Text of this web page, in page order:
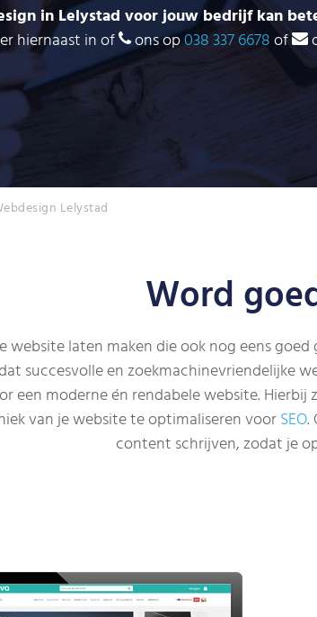
in Lelystad voor jouw bedrijf kan
hiernaast in of
ons op038 337 6678of
Lelystad
Word
website laten maken die ook nog eens
succesvolle en zoekmachinevriendelijke
een moderne én rendabele website.
van je website te optimaliseren voorSEO.
content schrijven, zodat je